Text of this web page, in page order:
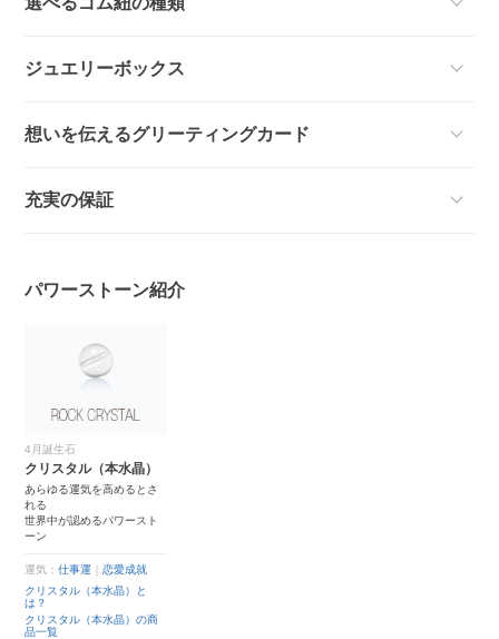
ジュエリーボックス
想いを伝えるグリーティングカード
充実の保証
パワーストーン紹介
4月誕生石
クリスタル（本水晶）
あらゆる運気を高めるとさ
れる
世界中が認めるパワースト
ーン
運気：仕事運 ｜恋愛成就
クリスタル（本水晶）と
は？
クリスタル（本水晶）の商
品一覧